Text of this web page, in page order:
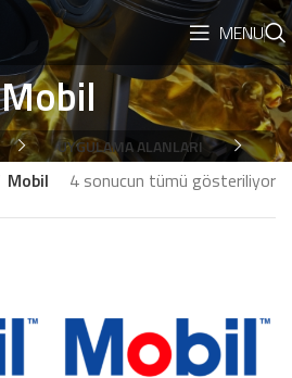
MENU
Mobil
UYGULAMA ALANLARI
Mobil 4 sonucun tümü gösteriliyor